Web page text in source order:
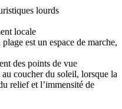
lourds
locale
est un espace de marche,
des points de vue
coucher du soleil, lorsque la
relief et l’immensité de